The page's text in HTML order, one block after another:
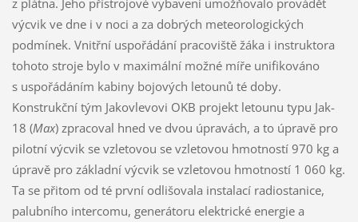
z plátna. Jeho přístrojové vybavení umožňovalo provádět
výcvik ve dne i v noci a za dobrých meteorologických
podmínek. Vnitřní uspořádání pracoviště žáka i instruktora
tohoto stroje bylo v maximální možné míře unifikováno
s uspořádáním kabiny bojových letounů té doby.
Konstrukční tým Jakovlevovi OKB projekt letounu typu Jak-
18 (Max) zpracoval hned ve dvou úpravách, a to úpravě pro
pilotní výcvik se vzletovou se vzletovou hmotností 970 kg a
úpravě pro základní výcvik se vzletovou hmotností 1 060 kg.
Ta se přitom od té první odlišovala instalací radiostanice,
palubního intercomu, generátoru elektrické energie a